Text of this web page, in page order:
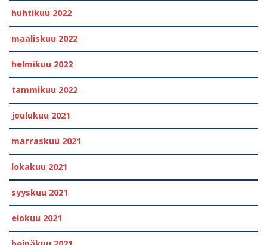
huhtikuu 2022
maaliskuu 2022
helmikuu 2022
tammikuu 2022
joulukuu 2021
marraskuu 2021
lokakuu 2021
syyskuu 2021
elokuu 2021